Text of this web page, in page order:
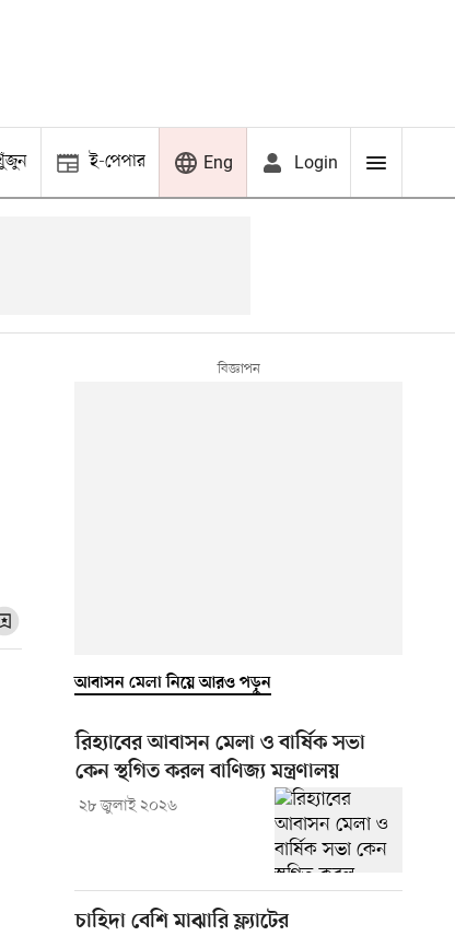
ই-পেপার Eng Login
আবাসন মেলা নিয়ে আরও পড়ুন
রিহ্যাবের আবাসন মেলা ও বার্ষিক সভা
কেন স্থগিত করল বাণিজ্য মন্ত্রণালয়
২৮ জুলাই ২০২৬
চাহিদা বেশি মাঝারি ফ্ল্যাটের